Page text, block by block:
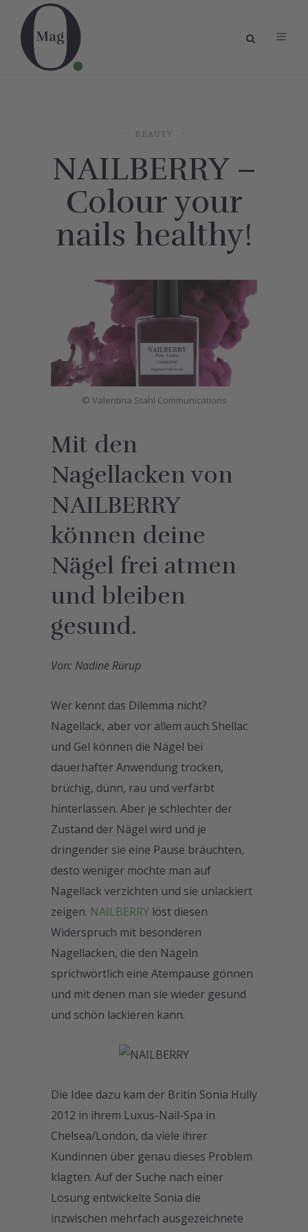
BEAUTY
NAILBERRY –
Colour your
nails healthy!
© Valentina Stahl Communications
Mit den
Nagellacken von
NAILBERRY
können deine
Nägel frei atmen
und bleiben
gesund.
Von: Nadine Rürup
Wer kennt das Dilemma nicht?
Nagellack, aber vor allem auch Shellac
und Gel können die Nägel bei
dauerhafter Anwendung trocken,
brüchig, dünn, rau und verfärbt
hinterlassen. Aber je schlechter der
Zustand der Nägel wird und je
dringender sie eine Pause bräuchten,
desto weniger möchte man auf
Nagellack verzichten und sie unlackiert
zeigen. NAILBERRY löst diesen
Widerspruch mit besonderen
Nagellacken, die den Nägeln
sprichwörtlich eine Atempause gönnen
und mit denen man sie wieder gesund
und schön lackieren kann.
Die Idee dazu kam der Britin Sonia Hully
2012 in ihrem Luxus-Nail-Spa in
Chelsea/London, da viele ihrer
Kundinnen über genau dieses Problem
klagten. Auf der Suche nach einer
Lösung entwickelte Sonia die
inzwischen mehrfach ausgezeichnete